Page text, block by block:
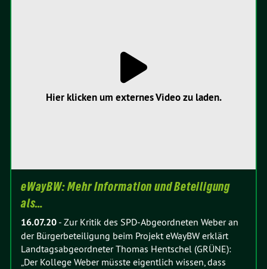
eWayBW: Mehr Information und Beteiligung
als…
16.07.20 - Zur Kritik des SPD-Abgeordneten Weber an
der Bürgerbeteiligung beim Projekt eWayBW erklärt
Landtagsabgeordneter Thomas Hentschel (GRÜNE):
„Der Kollege Weber müsste eigentlich wissen, dass
Hier klicken um externes Video zu laden.